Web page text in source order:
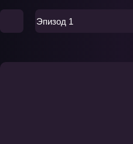
Эпизод 1